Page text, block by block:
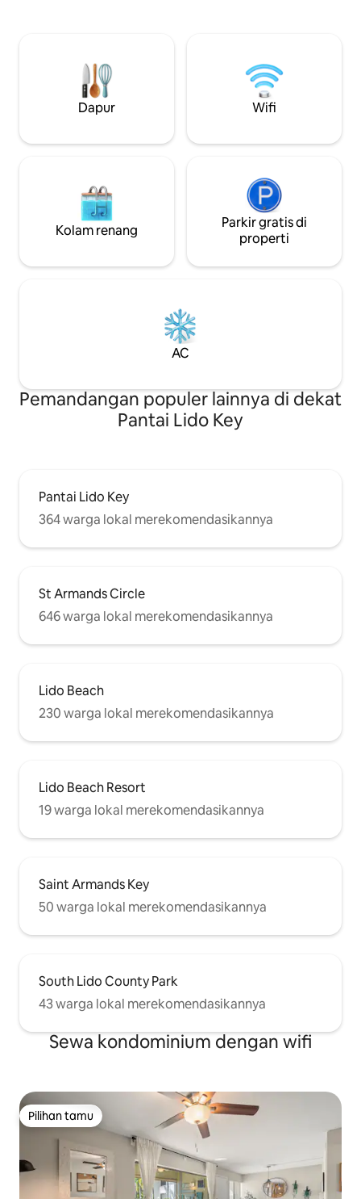
tahun, garasi. Golf, berlayar, jalan
setapak untuk berjalan kaki dan
bersepeda. Berjalan kaki ke pantai dan St
Armand's Circle, toko, dan restoran.
00005.
ruangan khusus,
mesin cuci/
serta tempat parkir
suasana surga!
Dapur Wifi
Kolam renang
Parkir gratis di
properti
AC
Pemandangan populer lainnya di dekat
Pantai Lido Key
Pantai Lido Key
364 warga lokal merekomendasikannya
St Armands Circle
646 warga lokal merekomendasikannya
Lido Beach
230 warga lokal merekomendasikannya
Lido Beach Resort
19 warga lokal merekomendasikannya
Saint Armands Key
50 warga lokal merekomendasikannya
South Lido County Park
43 warga lokal merekomendasikannya
Sewa kondominium dengan wifi
Pilihan tamu
Pilihan tamu